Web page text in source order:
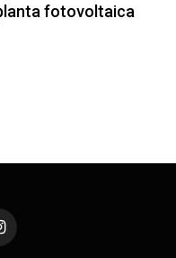
fotovoltaica